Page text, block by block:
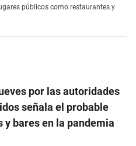
públicos como restaurantes y
por las autoridades
señala el probable
y bares en la pandemia